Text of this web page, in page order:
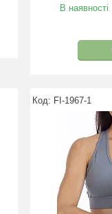
В наявності
FI-1967-1